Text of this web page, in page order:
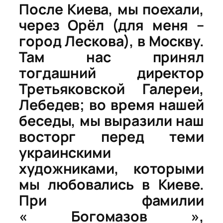
После Киева, мы поехали,
через Орёл (для меня –
город Лескова), в Москву.
Там нас принял
тогдашний директор
Третьяковской Галереи,
Лебедев; во время нашей
беседы, мы выразили наш
восторг перед теми
украинскими
художниками, которыми
мы любовались в Киеве.
При фамилии
« Богомазов »,